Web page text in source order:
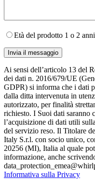
Età del prodotto 1 o 2 anni
Ai sensi dell’articolo 13 del
dei dati n. 2016/679/UE
GDPR) si informa che i dati
dalla ditta intervenuta in
autorizzato, per finalità
richiesto. I S​uoi dati saranno
l’acquisizione di dati utili
del servizio reso. Il Titolare
Italy S.r.l. con socio unico,
20256 (MI), Italia al quale
informazione, anche
Informativa sulla Privacy